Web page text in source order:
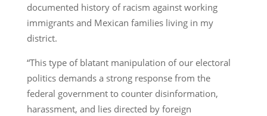
documented history of racism against working
immigrants and Mexican families living in my
district.
“This type of blatant manipulation of our electoral
politics demands a strong response from the
federal government to counter disinformation,
harassment, and lies directed by foreign